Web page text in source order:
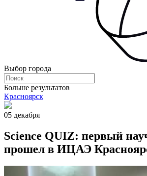
Выбор города
Больше результатов
Красноярск
05 декабря
Science QUIZ: первый
прошел в ИЦАЭ